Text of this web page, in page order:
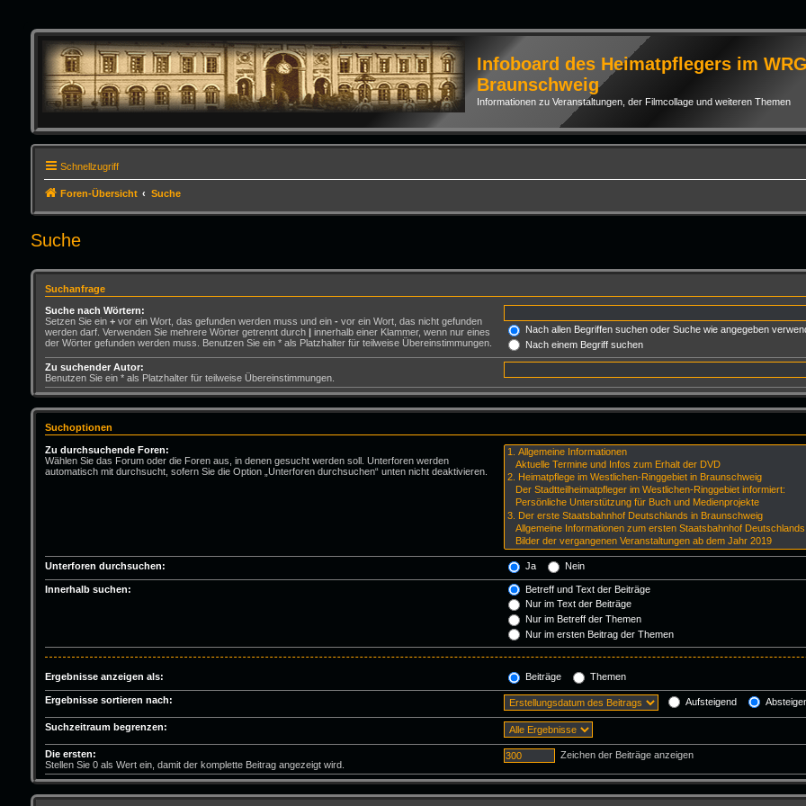
Infoboard des Heimatpflegers im
Braunschweig
Informationen zu Veranstaltungen, der Filmcollage und weiteren Themen
Schnellzugriff
Foren-Übersicht Suche
Suche
Suchanfrage
Suche nach Wörtern:
Setzen Sie ein +vor ein Wort, das gefunden werden muss und ein -vor ein Wort, das nicht gefunden
werden darf. Verwenden Sie mehrere Wörter getrennt durch |innerhalb einer Klammer, wenn nur eines
der Wörter gefunden werden muss. Benutzen Sie ein * als Platzhalter für teilweise Übereinstimmungen.
Nach allen Begriffen suchen oder Suche wie angegeben
Nach einem Begriff suchen
Zu suchender Autor:
Benutzen Sie ein * als Platzhalter für teilweise Übereinstimmungen.
Suchoptionen
Zu durchsuchende Foren:
Wählen Sie das Forum oder die Foren aus, in denen gesucht werden soll. Unterforen werden
automatisch mit durchsucht, sofern Sie die Option „Unterforen durchsuchen“ unten nicht deaktivieren.
Unterforen durchsuchen: Ja Nein
Innerhalb suchen:
Betreff und Text der Beiträge
Nur im Text der Beiträge
Nur im Betreff der Themen
Nur im ersten Beitrag der Themen
Ergebnisse anzeigen als: Beiträge Themen
Ergebnisse sortieren nach: Aufsteigend
Suchzeitraum begrenzen:
Die ersten:
Stellen Sie 0 als Wert ein, damit der komplette Beitrag angezeigt wird.
Zeichen der Beiträge anzeigen